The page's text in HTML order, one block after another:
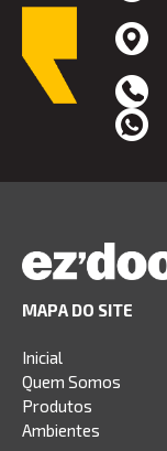
MAPA DO SITE
Inicial
Quem Somos
Produtos
Ambientes